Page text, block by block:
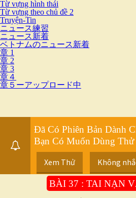
Từ vựng hình thái
Từ vựng theo chủ đề 2
Truyện-Tin
ニュース練習
ニュース新着
ベトナムのニュース新着
章 1
章 2
章 3
章４
章５ーアップロード中
Đã Có Phiên Bản Dành
Bạn Có Muốn Dùng Thử
Xem Thử Không
BÀI 37 : TAI NẠN